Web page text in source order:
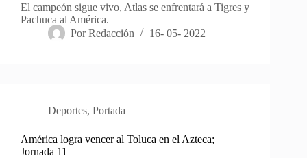
El campeón sigue vivo, Atlas se enfrentará a Tigres y
Pachuca al América.
Por Redacción 16- 05- 2022
Deportes, Portada
América logra vencer al Toluca en el Azteca;
Jornada 11